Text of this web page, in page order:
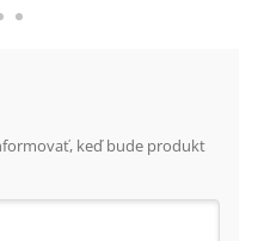
keď bude produkt